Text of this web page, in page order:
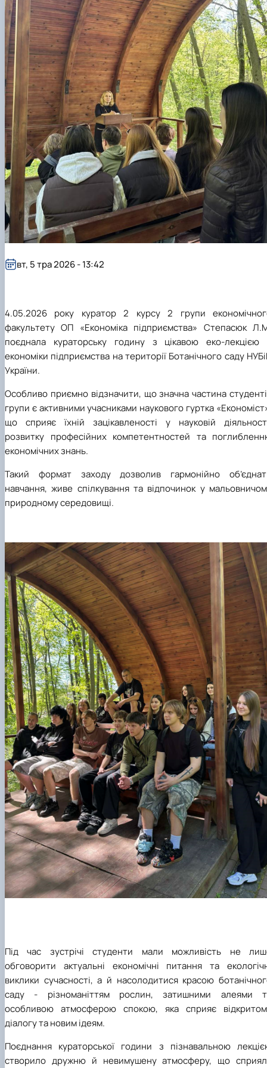
4.05.2026 року куратор 2 курсу 2 групи
факультету ОП «Економіка підприємства» Степасюк
поєднала кураторську годину з цікавою еко-лекцією
економіки підприємства на території Ботанічного саду
України.
Особливо приємно відзначити, що значна частина
групи є активними учасниками наукового гуртка
що сприяє їхній зацікавленості у науковій
розвитку професійних компетентностей та
економічних знань.
Такий формат заходу дозволив гармонійно
навчання, живе спілкування та відпочинок у
природному середовищі.
Під час зустрічі студенти мали можливість не
обговорити актуальні економічні питання та
виклики сучасності, а й насолодитися красою
саду - різноманіттям рослин, затишними алеями
особливою атмосферою спокою, яка сприяє
діалогу та новим ідеям.
Поєднання кураторської години з пізнавальною
створило дружню й невимушену атмосферу, що
вт, 5 тра 2026 - 13:42